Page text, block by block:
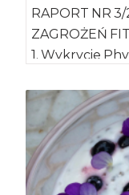
RAPORT NR
ZAGROŻEŃ
1. Wykrycie
foliorum jest